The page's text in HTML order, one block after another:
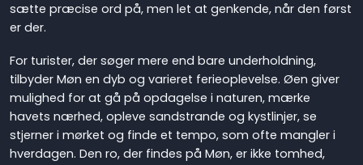
sætte præcise ord på, men let at genkende, når den først
er der.
For turister, der søger mere end bare underholdning,
tilbyder Møn en dyb og varieret ferieoplevelse. Øen giver
mulighed for at gå på opdagelse i naturen, mærke
havets nærhed, opleve sandstrande og kystlinjer, se
stjerner i mørket og finde et tempo, som ofte mangler i
hverdagen. Den ro, der findes på Møn, er ikke tomhed,